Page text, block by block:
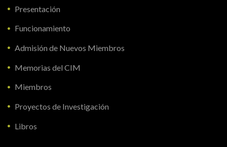
Presentación
Funcionamiento
Admisión de Nuevos Miembros
Memorias del CIM
Miembros
Proyectos de Investigación
Libros